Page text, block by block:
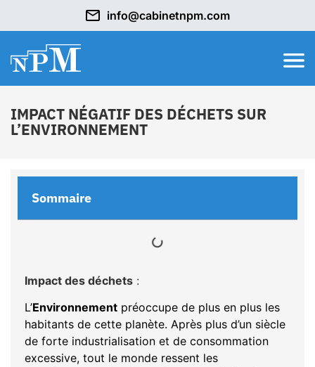
info@cabinetnpm.com
IMPACT NÉGATIF DES DÉCHETS SUR
L’ENVIRONNEMENT
Sommaire
Impact des déchets :
L’Environnement préoccupe de plus en plus les
habitants de cette planète. Après plus d’un siècle
de forte industrialisation et de consommation
excessive, tout le monde ressent les